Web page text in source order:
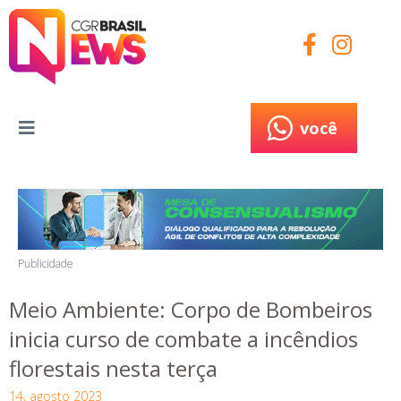
você
Publicidade
Meio Ambiente: Corpo de Bombeiros
inicia curso de combate a incêndios
florestais nesta terça
14, agosto 2023